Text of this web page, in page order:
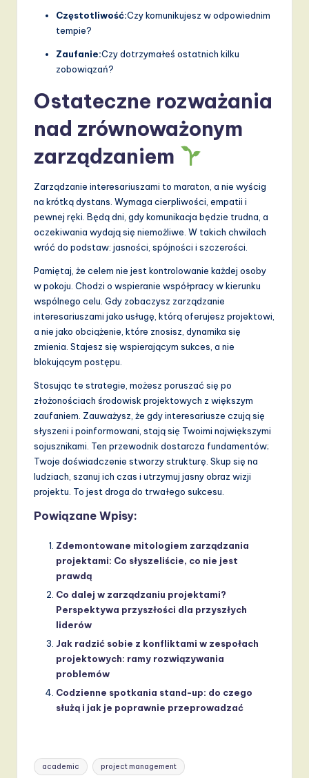
Częstotliwość:Czy komunikujesz w odpowiednim
tempie?
Zaufanie:Czy dotrzymałeś ostatnich kilku
zobowiązań?
Ostateczne rozważania
nad zrównoważonym
zarządzaniem
Zarządzanie interesariuszami to maraton, a nie wyścig
na krótką dystans. Wymaga cierpliwości, empatii i
pewnej ręki. Będą dni, gdy komunikacja będzie trudna, a
oczekiwania wydają się niemożliwe. W takich chwilach
wróć do podstaw: jasności, spójności i szczerości.
Pamiętaj, że celem nie jest kontrolowanie każdej osoby
w pokoju. Chodzi o wspieranie współpracy w kierunku
wspólnego celu. Gdy zobaczysz zarządzanie
interesariuszami jako usługę, którą oferujesz projektowi,
a nie jako obciążenie, które znosisz, dynamika się
zmienia. Stajesz się wspierającym sukces, a nie
blokującym postępu.
Stosując te strategie, możesz poruszać się po
złożonościach środowisk projektowych z większym
zaufaniem. Zauważysz, że gdy interesariusze czują się
słyszeni i poinformowani, stają się Twoimi największymi
sojusznikami. Ten przewodnik dostarcza fundamentów;
Twoje doświadczenie stworzy strukturę. Skup się na
ludziach, szanuj ich czas i utrzymuj jasny obraz wizji
projektu. To jest droga do trwałego sukcesu.
Powiązane Wpisy:
Zdemontowane mitologiem zarządzania
projektami: Co słyszeliście, co nie jest
prawdą
Co dalej w zarządzaniu projektami?
Perspektywa przyszłości dla przyszłych
liderów
Jak radzić sobie z konfliktami w zespołach
projektowych: ramy rozwiązywania
problemów
Codzienne spotkania stand-up: do czego
służą i jak je poprawnie przeprowadzać
Tags:
academic project management